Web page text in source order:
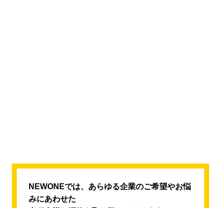
NEWONEでは、あらゆる企業のご希望やお悩
みにあわせた